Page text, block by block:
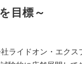
目標～
ライドオン・エクス